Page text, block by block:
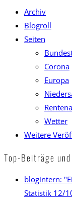
Archiv
Blogroll
Seiten
Corona
Europa
Wetter
Weitere
Top-Beiträge
blogintern:
Statistik 12/